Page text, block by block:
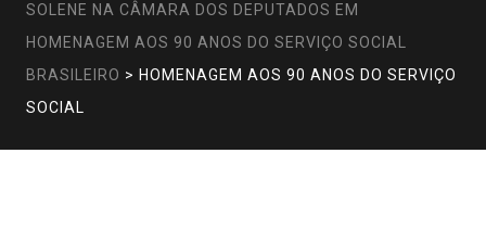
SOLENE NA CÂMARA DOS DEPUTADOS EM
HOMENAGEM AOS 90 ANOS DO SERVIÇO SOCIAL
BRASILEIRO > HOMENAGEM AOS 90 ANOS DO SERVIÇO
SOCIAL